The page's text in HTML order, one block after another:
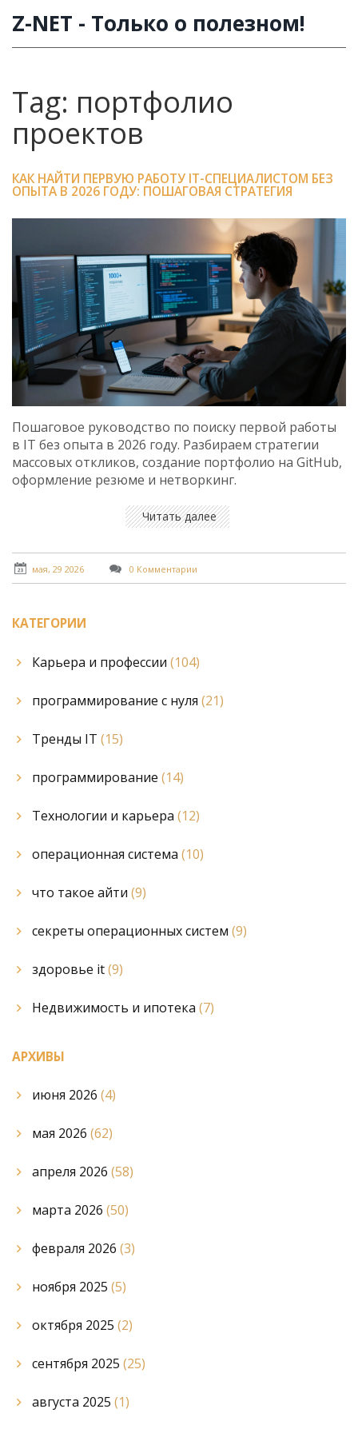
Z-NET - Только о полезном!
Tag: портфолио
проектов
КАК НАЙТИ ПЕРВУЮ РАБОТУ IT-СПЕЦИАЛИСТОМ БЕЗ
ОПЫТА В 2026 ГОДУ: ПОШАГОВАЯ СТРАТЕГИЯ
Пошаговое руководство по поиску первой работы
в IT без опыта в 2026 году. Разбираем стратегии
массовых откликов, создание портфолио на GitHub,
оформление резюме и нетворкинг.
Читать далее
мая, 29 2026 0 Комментарии
КАТЕГОРИИ
Карьера и профессии (104)
программирование с нуля (21)
Тренды IT (15)
программирование (14)
Технологии и карьера (12)
операционная система (10)
что такое айти (9)
секреты операционных систем (9)
здоровье it(9)
Недвижимость и ипотека (7)
АРХИВЫ
июня 2026 (4)
мая 2026 (62)
апреля 2026 (58)
марта 2026 (50)
февраля 2026 (3)
ноября 2025 (5)
октября 2025 (2)
сентября 2025 (25)
августа 2025 (1)